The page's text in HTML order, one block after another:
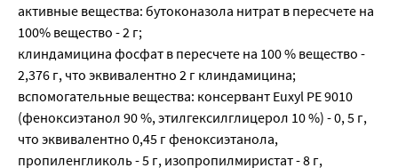
активные вещества: бутоконазола нитрат в пересчете на
100% вещество - 2 г;
клиндамицина фосфат в пересчете на 100 % вещество -
2,376 г, что эквивалентно 2 г клиндамицина;
вспомогательные вещества: консервант Euxyl РЕ 9010
(феноксиэтанол 90 %, этилгексилглицерол 10 %) - 0, 5 г,
что эквивалентно 0,45 г феноксиэтанола,
пропиленгликоль - 5 г, изопропилмиристат - 8 г,